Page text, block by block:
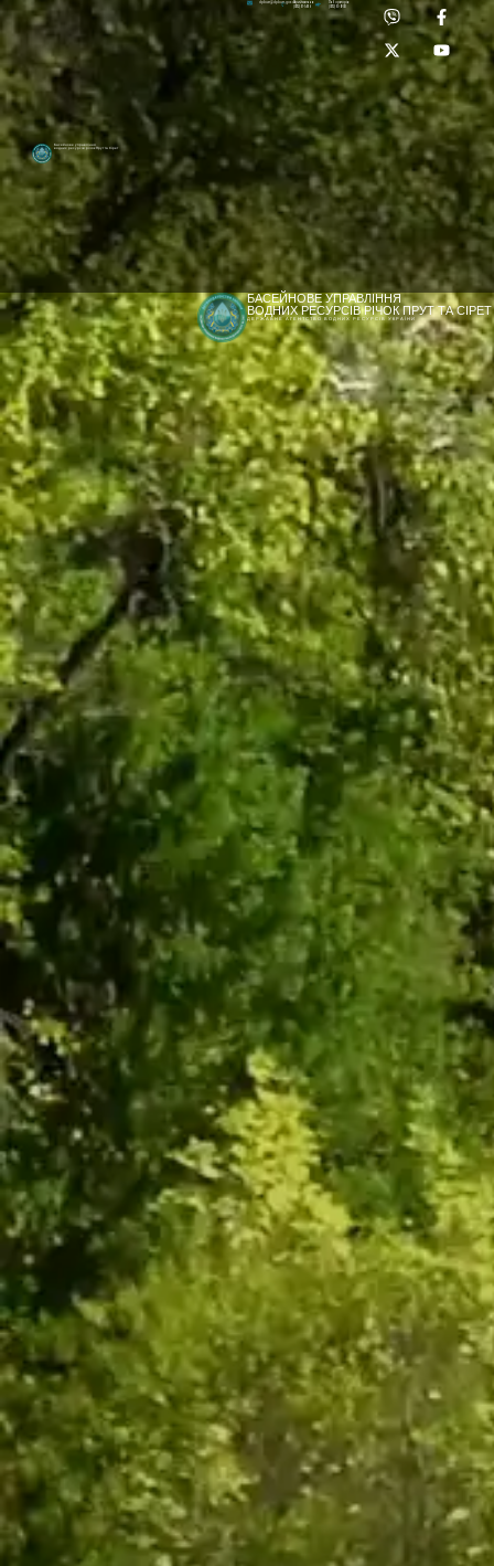
[newyear_garland]
Басейнове управління
водних ресурсів річок Прут та Сірет
Лабораторія:
(0372) 53-92-00
dpbuvr@dpbuvr.gov.uaПриймальня:
(0372) 51-14-56
БАСЕЙНОВЕ УПРАВЛІННЯ
ВОДНИХ РЕСУРСІВ РІЧОК ПРУТ ТА СІРЕТ
ДЕРЖАВНЕ АГЕНТСТВО ВОДНИХ РЕСУРСІВ УКРАЇНИ